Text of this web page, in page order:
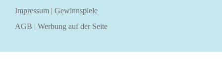
Impressum | Gewinnspiele
AGB | Werbung auf der Seite